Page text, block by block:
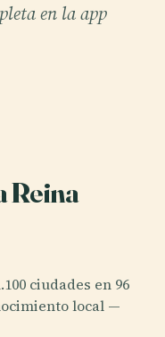
en la app
Reina
ciudades en 96
local —